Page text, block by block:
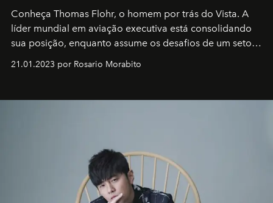
Conheça Thomas Flohr, o homem por trás do Vista. A
líder mundial em aviação executiva está consolidando
sua posição, enquanto assume os desafios de um setor
21.01.2023 por Rosario Morabito